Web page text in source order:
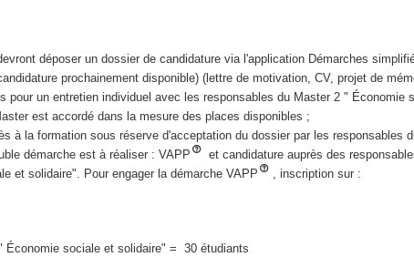
déposer un dossier de candidature via l'application Démarches
prochainement disponible) (lettre de motivation, CV, projet de
pour un entretien individuel avec les responsables du Master 2 " Économie
est accordé dans la mesure des places disponibles ;
à la formation sous réserve d'acceptation du dossier par les responsables
démarche est à réaliser : VAPP
et candidature auprès des
et solidaire". Pour engager la démarche VAPP
, inscription sur :
Économie sociale et solidaire" = 30 étudiants